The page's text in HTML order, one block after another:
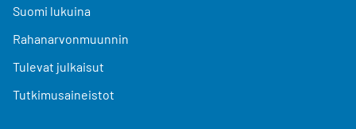
Suomi lukuina
Rahanarvonmuunnin
Tulevat julkaisut
Tutkimusaineistot